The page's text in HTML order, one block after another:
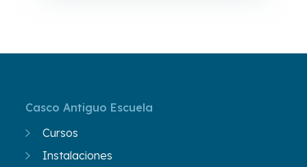
Casco Antiguo Escuela
Cursos
Instalaciones